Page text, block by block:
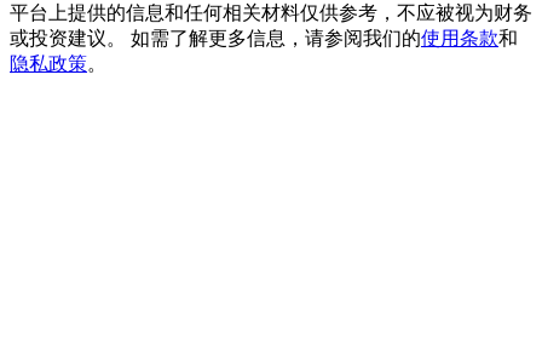
BitMart 用戶遷移專享
平台上提供的信息和任何相关材料仅供参考，不应被视为财务
或投资建议。 如需了解更多信息，请参阅我们的使用条款和
隐私政策。